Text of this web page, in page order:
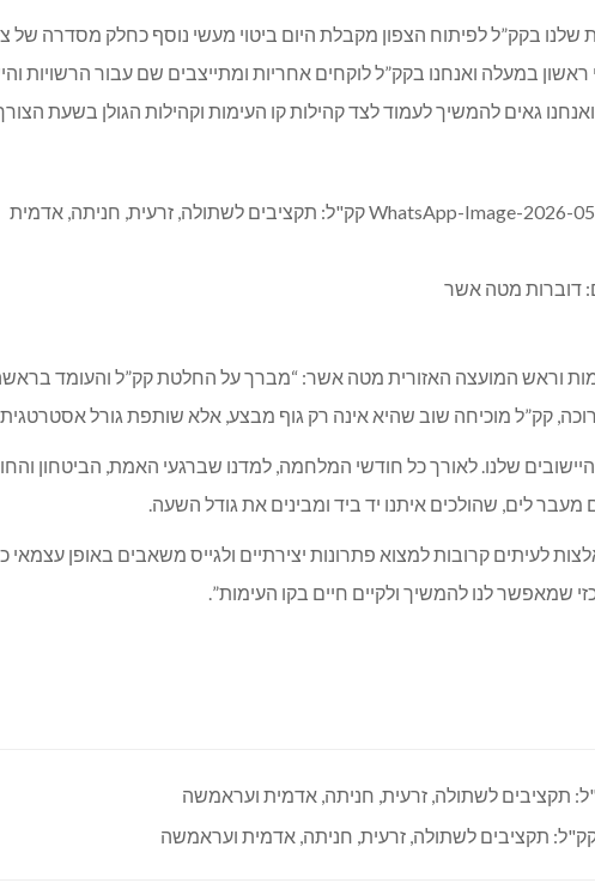
שלנו בקק”ל לפיתוח הצפון מקבלת היום ביטוי מעשי נוסף כחלק מסדרה
ראשון במעלה ואנחנו בקק”ל לוקחים אחריות ומתייצבים שם עבור הרשויות
גאים להמשיך לעמוד לצד קהילות קו העימות וקהילות הגולן בשעת
דוברות מטה אשר
וראש המועצה האזורית מטה אשר: “מברך על החלטת קק”ל והעומד
קק”ל מוכיחה שוב שהיא אינה רק גוף מבצע, אלא שותפת גורל
שלנו. לאורך כל חודשי המלחמה, למדנו שברגעי האמת, הביטחון
מעבר לים, שהולכים איתנו יד ביד ומבינים את גודל השעה.
לעיתים קרובות למצוא פתרונות יצירתיים ולגייס משאבים באופן
שמאפשר לנו להמשיך ולקיים חיים בקו העימות”.